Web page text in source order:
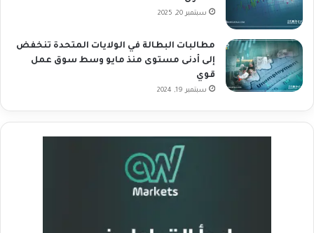
سبتمبر 20, 2025
مطالبات البطالة في الولايات المتحدة تنخفض
إلى أدنى مستوى منذ مايو وسط سوق عمل
قوي
سبتمبر 19, 2024